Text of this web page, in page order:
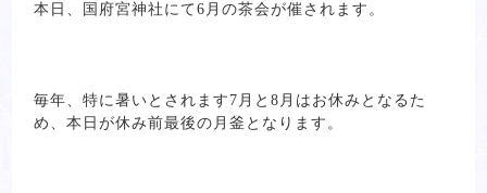
本日、国府宮神社にて6月の茶会が催されます。
毎年、特に暑いとされます7月と8月はお休みとなるた
め、本日が休み前最後の月釜となります。